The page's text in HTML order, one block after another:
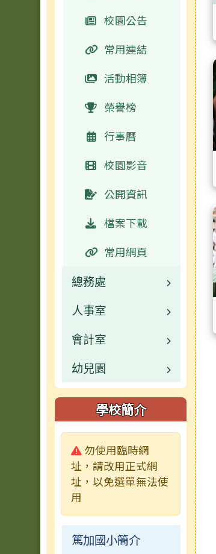
校園公告
常用連結
活動相簿
榮譽榜
行事曆
校園影音
公開資訊
檔案下載
常用網頁
總務處
業務職掌
校園公告
常用連結
活動相簿
校園影音
公開資訊
檔案下載
人事室
業務職掌
校園公告
常用連結
檔案下載
會計室
業務職掌
校園公告
常用連結
檔案下載
幼兒園
校園公告
業務職掌
活動相簿
榮譽榜
校園影音
公開資訊
學校簡介
警告:
勿使用臨時網
址，請改用正式網
址，以免選單無法使
用
篤加國小簡介